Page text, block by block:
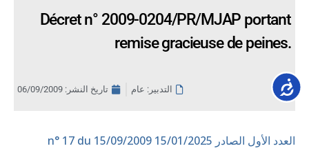
Décret n° 2009-0204/PR/MJAP portant
remise gracieuse de peines.
التدبير: عام تاريخ النشر: 06/09/2009
العدد الأول الصادر 15/01/2025